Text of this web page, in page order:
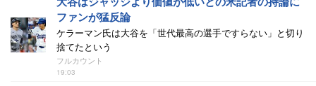
ファンが猛反論
ケラーマン氏は大谷を「世代最高の選手ですらない」と切り
捨てたという
フルカウント
19:03